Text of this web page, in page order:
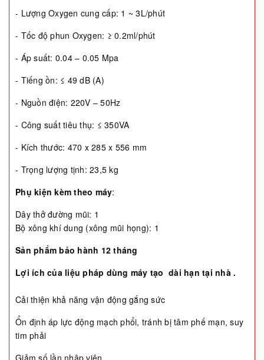
- Lượng Oxygen cung cấp: 1 ~ 3L/phút
- Tốc độ phun Oxygen: ≥ 0.2ml/phút
- Áp suất: 0.04 – 0.05 Mpa
- Tiếng ồn: ≤ 49 dB (A)
- Nguồn điện: 220V – 50Hz
- Công suất tiêu thụ: ≤ 350VA
- Kích thước: 470 x 285 x 556 mm
- Trọng lượng tịnh: 23,5 kg
Phụ kiện kèm theo máy:
Dây thở đường mũi: 1
Bộ xông khí dung (xông mũi họng): 1
Sản phẩm bảo hành 12 tháng
Lợi ích của liệu pháp dùng máy tạo dài hạn tại nhà .
Cải thiện khả năng vận động gắng sức
Ổn định áp lực động mạch phổi, tránh bị tâm phế mạn, suy
tim phải
Giảm số lần nhập viện